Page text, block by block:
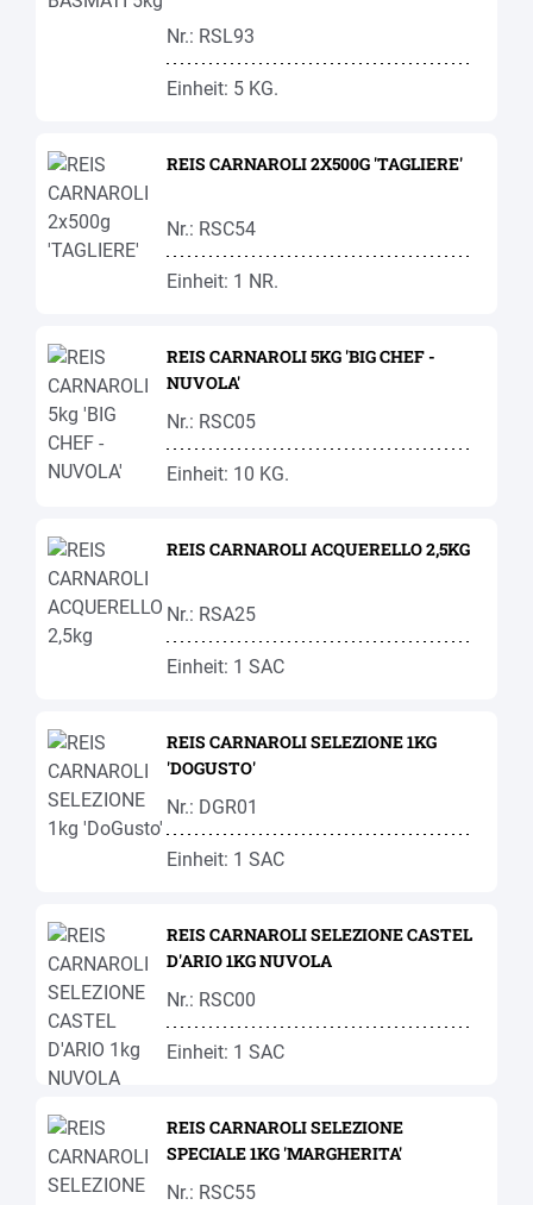
Nr.: RSL93
Einheit: 5 KG.
REIS CARNAROLI 2X500G 'TAGLIERE'
Nr.: RSC54
Einheit: 1 NR.
REIS CARNAROLI 5KG 'BIG CHEF -
NUVOLA'
Nr.: RSC05
Einheit: 10 KG.
REIS CARNAROLI ACQUERELLO 2,5KG
Nr.: RSA25
Einheit: 1 SAC
REIS CARNAROLI SELEZIONE 1KG
'DOGUSTO'
Nr.: DGR01
Einheit: 1 SAC
REIS CARNAROLI SELEZIONE CASTEL
D'ARIO 1KG NUVOLA
Nr.: RSC00
Einheit: 1 SAC
REIS CARNAROLI SELEZIONE
SPECIALE 1KG 'MARGHERITA'
Nr.: RSC55